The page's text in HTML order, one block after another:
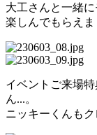
大工さんと一緒
楽しんでもらえま
イベントご来場
ん...。
ニッキーくんも